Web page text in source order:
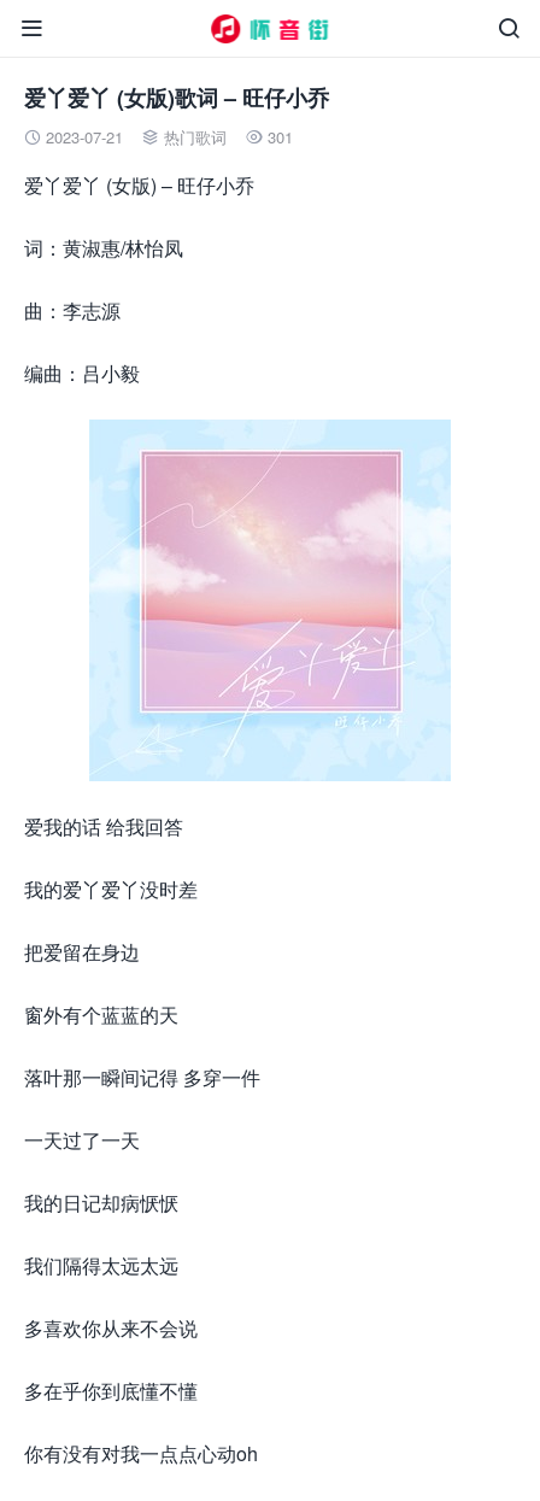


爱丫爱丫 (女版)歌词 – 旺仔小乔
 2023-07-21  热门歌词  301
爱丫爱丫 (女版) – 旺仔小乔
词：黄淑惠/林怡凤
曲：李志源
编曲：吕小毅
爱我的话 给我回答
我的爱丫爱丫没时差
把爱留在身边
窗外有个蓝蓝的天
落叶那一瞬间记得 多穿一件
一天过了一天
我的日记却病恹恹
我们隔得太远太远
多喜欢你从来不会说
多在乎你到底懂不懂
你有没有对我一点点心动oh